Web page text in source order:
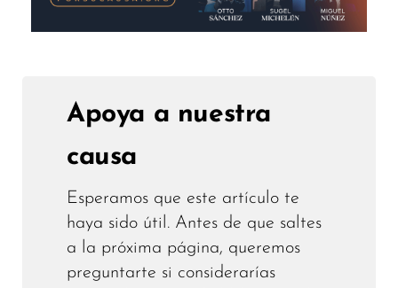
Apoya a nuestra
causa
Esperamos que este artículo te
haya sido útil. Antes de que saltes
a la próxima página, queremos
preguntarte si considerarías